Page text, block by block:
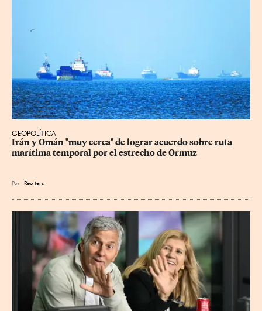
GEOPOLÍTICA
Irán y Omán "muy cerca" de lograr acuerdo sobre ruta
marítima temporal por el estrecho de Ormuz
Por Reu ters